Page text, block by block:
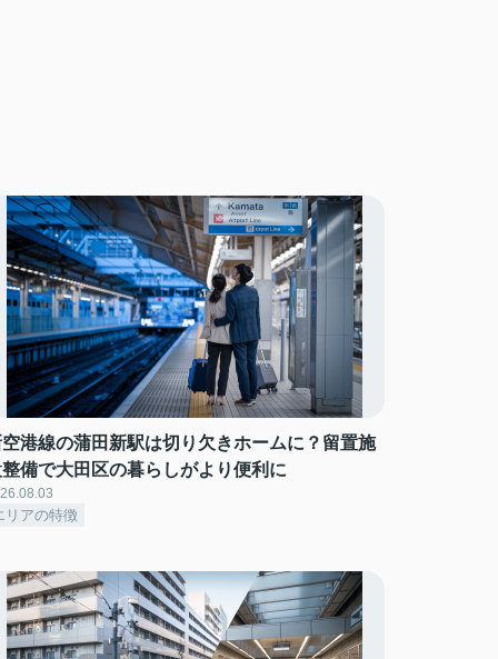
港線の蒲田新駅は切り欠きホームに？留置施
備で大田区の暮らしがより便利に
リアの特徴